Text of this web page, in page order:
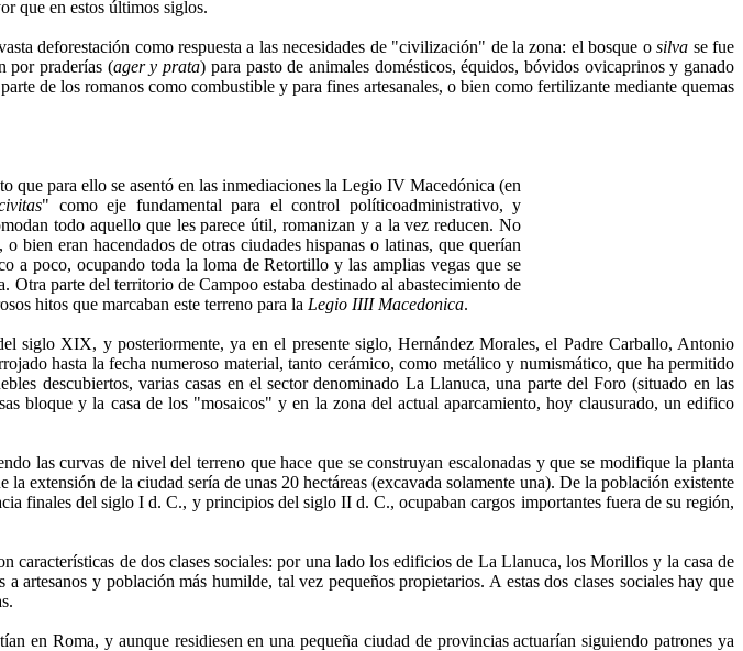
que en estos últimos siglos.
deforestación como respuesta a las necesidades de "civilización" de la zona: el bosque osilva se fue
por praderías (ager y prata) para pasto de animales domésticos, équidos, bóvidos ovicaprinos y ganado
de los romanos como combustible y para fines artesanales, o bien como fertilizante mediante quemas
para ello se asentó en las inmediaciones la Legio IV Macedónica (en
" como eje fundamental para el control políticoadministrativo, y
todo aquello que les parece útil, romanizan y a la vez reducen. No
bien eran hacendados de otras ciudades hispanas o latinas, que querían
a poco, ocupando toda la loma de Retortillo y las amplias vegas que se
Otra parte del territorio de Campoo estaba destinado al abastecimiento de
hitos que marcaban este terreno para la Legio IIII Macedonica.
siglo XIX, y posteriormente, ya en el presente siglo, Hernández Morales, el Padre Carballo, Antonio
hasta la fecha numeroso material, tanto cerámico, como metálico y numismático, que ha permitido
descubiertos, varias casas en el sector denominado La Llanuca, una parte del Foro (situado en las
bloque y la casa de los "mosaicos" y en la zona del actual aparcamiento, hoy clausurado, un edifico
las curvas de nivel del terreno que hace que se construyan escalonadas y que se modifique la planta
extensión de la ciudad sería de unas 20 hectáreas (excavada solamente una). De la población existente
finales del siglo I d. C., y principios del siglo II d. C., ocupaban cargos importantes fuera de su región,
características de dos clases sociales: por una lado los edificios de La Llanuca, los Morillos y la casa de
artesanos y población más humilde, tal vez pequeños propietarios. A estas dos clases sociales hay que
en Roma, y aunque residiesen en una pequeña ciudad de provincias actuarían siguiendo patrones ya